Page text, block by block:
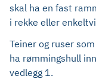
skal ha en fast
i rekke eller
Teiner og ruser
ha rømmingshull
vedlegg 1.